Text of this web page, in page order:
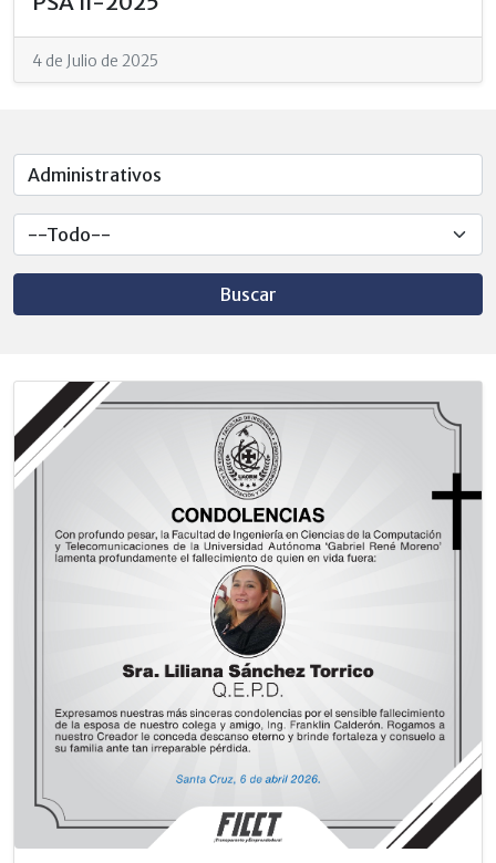
4 de Julio de 2025
Buscar